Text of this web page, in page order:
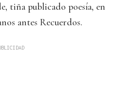
tiña publicado poesía, en
antes Recuerdos.